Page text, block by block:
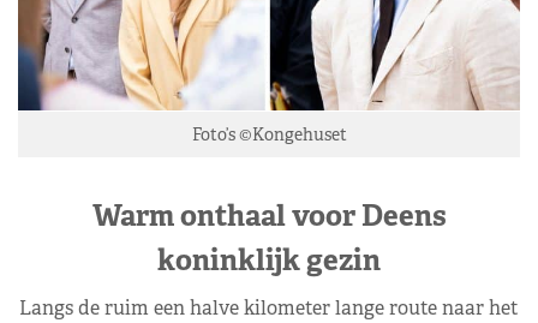
Foto’s ©Kongehuset
Warm onthaal voor Deens
koninklijk gezin
Langs de ruim een halve kilometer lange route naar het